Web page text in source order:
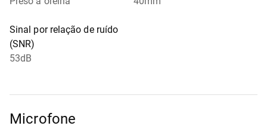
Sinal por relação de ruído
(SNR)
53dB
Microfone